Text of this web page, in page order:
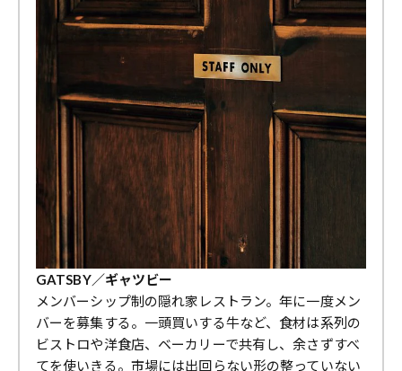
GATSBY／ギャツビー
メンバーシップ制の隠れ家レストラン。年に一度メン
バーを募集する。一頭買いする牛など、食材は系列の
ビストロや洋食店、ベーカリーで共有し、余さずすべ
てを使いきる。市場には出回らない形の整っていない